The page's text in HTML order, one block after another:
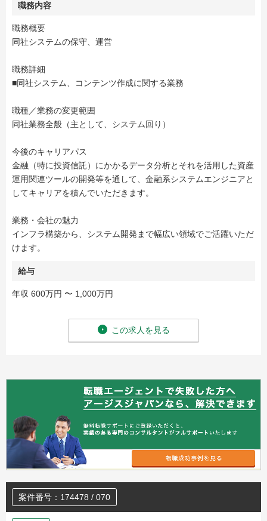
職務内容
職務概要
同社システムの保守、運営
職務詳細
■同社システム、コンテンツ作成に関する業務
職種／業務の変更範囲
同社業務全般（主として、システム回り）
今後のキャリアパス
金融（特に投資信託）にかかるデータ分析とそれを活用した資産
運用関連ツールの開発等を通して、金融系システムエンジニアと
してキャリアを積んでいただきます。
業務・会社の魅力
インフラ構築から、システム開発まで幅広い領域でご活躍いただ
けます。
給与
年収 600万円 〜 1,000万円
この求人を見る
案件番号：174478 / 070